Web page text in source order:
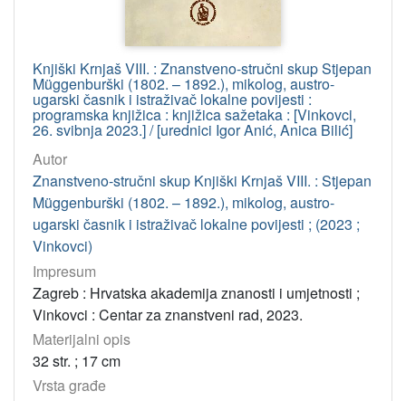
Knjiški Krnjaš VIII. : Znanstveno-stručni skup Stjepan
Müggenburški (1802. – 1892.), mikolog, austro-
ugarski časnik i istraživač lokalne povijesti :
programska knjižica : knjižica sažetaka : [Vinkovci,
26. svibnja 2023.] / [urednici Igor Anić, Anica Bilić]
Autor
Znanstveno-stručni skup Knjiški Krnjaš VIII. : Stjepan
Müggenburški (1802. – 1892.), mikolog, austro-
ugarski časnik i istraživač lokalne povijesti ; (2023 ;
Vinkovci)
Impresum
Zagreb : Hrvatska akademija znanosti i umjetnosti ;
Vinkovci : Centar za znanstveni rad, 2023.
Materijalni opis
32 str. ; 17 cm
Vrsta građe